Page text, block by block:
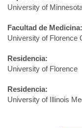
University of
Facultad de Medicina:
University of Florence
Residencia:
University of Florence
Residencia:
University of Illinois